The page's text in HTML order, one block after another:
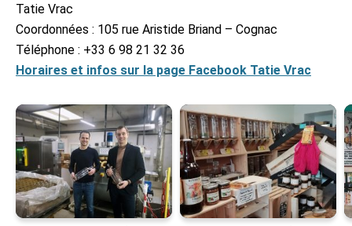
Tatie Vrac
Coordonnées : 105 rue Aristide Briand – Cognac
Téléphone : +33 6 98 21 32 36
Horaires et infos sur la page Facebook Tatie Vrac